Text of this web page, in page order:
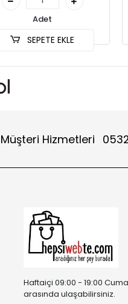
Adet
SEPETE EKLE
Müşteri Hizmetleri
Haftaiçi 09:00 - 19:00
arasında ulaşabilirsiniz.